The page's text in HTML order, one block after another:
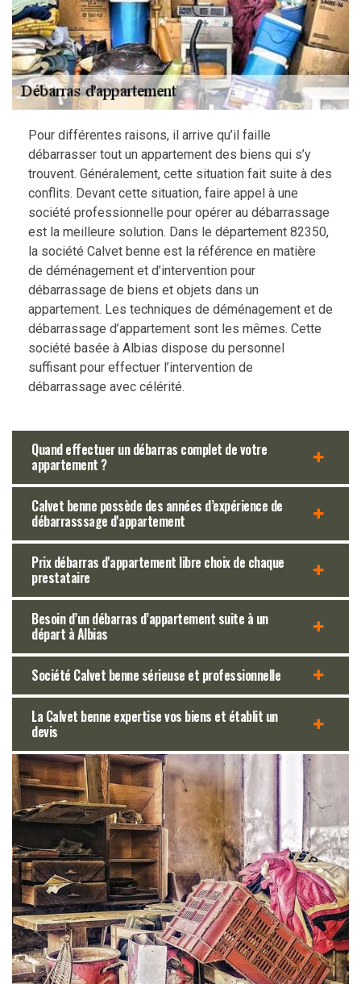
Pour différentes raisons, il arrive qu’il faille
débarrasser tout un appartement des biens qui s’y
trouvent. Généralement, cette situation fait suite à des
conflits. Devant cette situation, faire appel à une
société professionnelle pour opérer au débarrassage
est la meilleure solution. Dans le département 82350,
la société Calvet benne est la référence en matière
de déménagement et d’intervention pour
débarrassage de biens et objets dans un
appartement. Les techniques de déménagement et de
débarrassage d’appartement sont les mêmes. Cette
société basée à Albias dispose du personnel
suffisant pour effectuer l’intervention de
débarrassage avec célérité.
Quand effectuer un débarras complet de votre
appartement ?
Calvet benne possède des années d’expérience de
débarrasssage d'appartement
Prix débarras d'appartement libre choix de chaque
prestataire
Besoin d’un débarras d’appartement suite à un
départ à Albias
Société Calvet benne sérieuse et professionnelle
La Calvet benne expertise vos biens et établit un
devis